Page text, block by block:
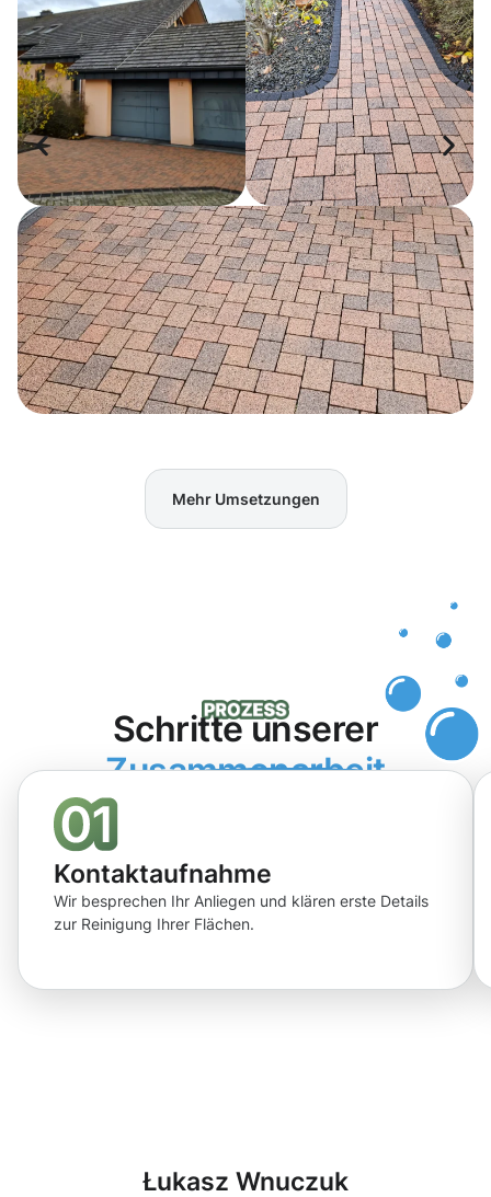
Mehr Umsetzungen
Schritte unserer
Zusammenarbeit
Kontaktaufnahme
Wir besprechen Ihr Anliegen und klären erste Details
zur Reinigung Ihrer Flächen.
Łukasz Wnuczuk